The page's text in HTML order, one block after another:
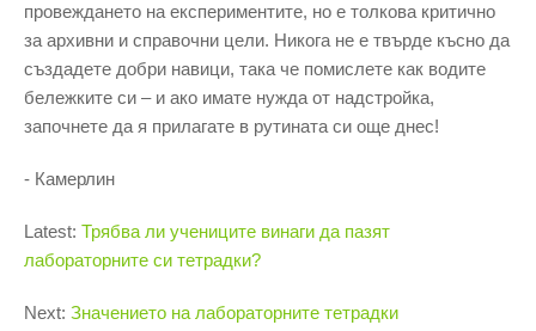
провеждането на експериментите, но е толкова критично
за архивни и справочни цели. Никога не е твърде късно да
създадете добри навици, така че помислете как водите
бележките си – и ако имате нужда от надстройка,
започнете да я прилагате в рутината си още днес!
- Камерлин
Latest: Трябва ли учениците винаги да пазят
лабораторните си тетрадки?
Next: Значението на лабораторните тетрадки